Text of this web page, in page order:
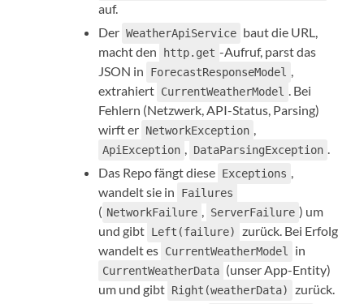
auf.
Der WeatherApiService baut die URL,
macht den
http.get -Aufruf, parst das
JSON in
ForecastResponseModel ,
extrahiert CurrentWeatherModel . Bei
Fehlern (Netzwerk, API-Status, Parsing)
wirft er NetworkException ,
ApiException , DataParsingException .
Das Repo fängt diese Exceptions ,
wandelt sie in
Failures
( NetworkFailure , ServerFailure ) um
und gibt Left(failure)
zurück. Bei Erfolg
wandelt es CurrentWeatherModel in
CurrentWeatherData (unser App-Entity)
um und gibt Right(weatherData)
zurück.